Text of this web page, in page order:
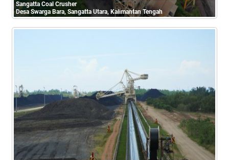
Sangatta Coal Crusher
Desa Swarga Bara, Sangatta Utara, Kalimantan Tengah